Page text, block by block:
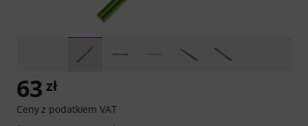
63 zł
Ceny z podatkiem VAT